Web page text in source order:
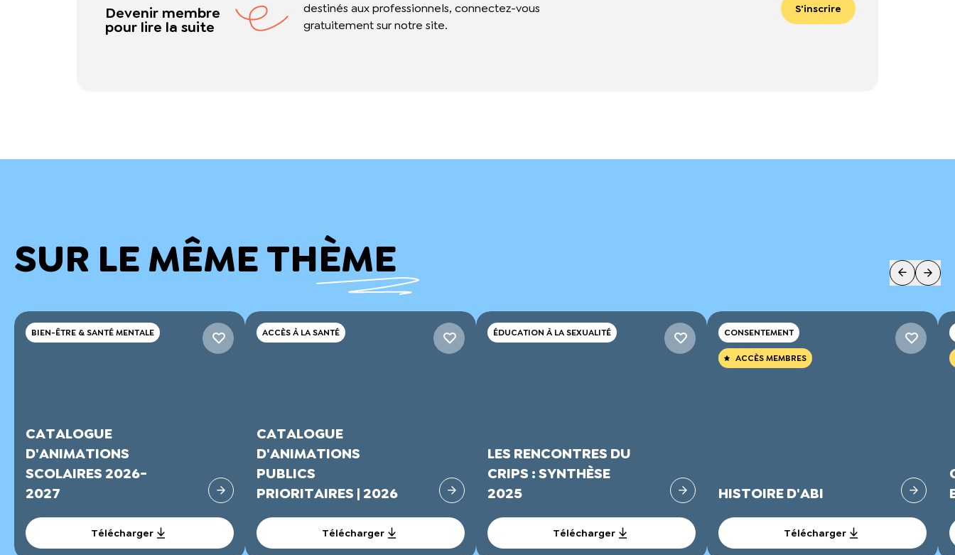
Devenir membre
pour lire la suite
destinés aux professionnels, connectez-vous
gratuitement sur notre site.
S'inscrire
SUR LE MÊME THÈME
BIEN-ÊTRE & SANTÉ MENTALE
CATALOGUE
D'ANIMATIONS
SCOLAIRES 2026-
2027
Télécharger
ACCÈS À LA SANTÉ
CATALOGUE
D'ANIMATIONS
PUBLICS
PRIORITAIRES | 2026
Télécharger
ÉDUCATION À LA SEXUALITÉ
LES RENCONTRES DU
CRIPS : SYNTHÈSE
2025
Télécharger
CONSENTEMENT
ACCÈS MEMBRES
HISTOIRE D'ABI
Télécharger